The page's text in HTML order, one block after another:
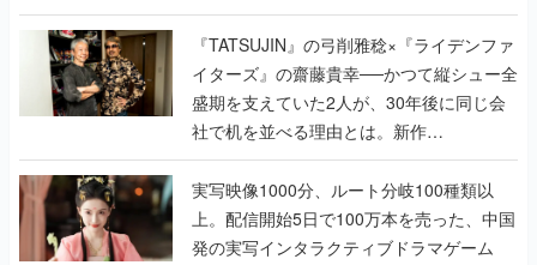
で作り込まれた理由を両ディレクターに聞
く
『TATSUJIN』の弓削雅稔×『ライデンファ
イターズ』の齋藤貴幸──かつて縦シュー全
盛期を支えていた2人が、30年後に同じ会
社で机を並べる理由とは。新作
『TATSUJIN EXTREME』で初タッグを組
んだレジェンド2人に訊く開発秘話
実写映像1000分、ルート分岐100種類以
上。配信開始5日で100万本を売った、中国
発の実写インタラクティブドラマゲーム